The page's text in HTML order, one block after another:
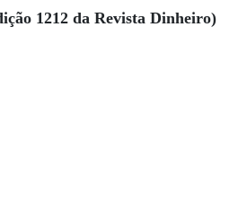
1212 da Revista Dinheiro)